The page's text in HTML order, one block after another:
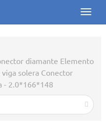
Toggle
diamante Elemento
solera Conector
- 2.0*166*148